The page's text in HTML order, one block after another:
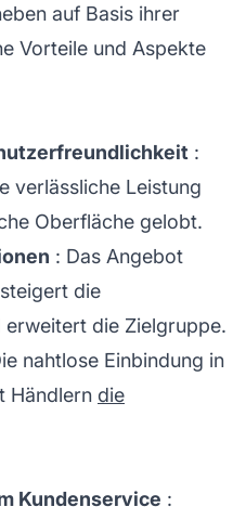
auf Basis ihrer
Vorteile und Aspekte
:
verlässliche Leistung
Oberfläche gelobt.
: Das Angebot
die
erweitert die Zielgruppe.
nahtlose Einbindung in
Händlern die
Kundenservice :